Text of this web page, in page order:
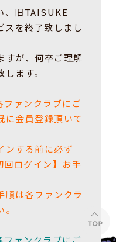
、旧TAISUKE
スを終了致しまし
すが、何卒ご理解
ます。
ァンクラブにご
に会員登録頂いて
ンする前に必ず
回ログイン】お手
順は各ファンクラ